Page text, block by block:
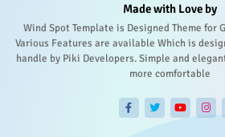
Made with Love by
Wind Spot Template is Designed Theme for
Various Features are available Which is
handle by Piki Developers. Simple and
more comfortable